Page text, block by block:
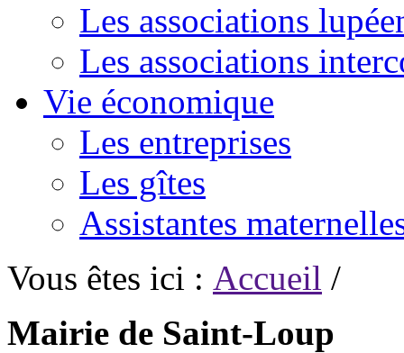
Les associations
Les associations
Vie économique
Les entreprises
Les gîtes
Assistantes
Vous êtes ici : Accueil /
Mairie de Saint-Loup